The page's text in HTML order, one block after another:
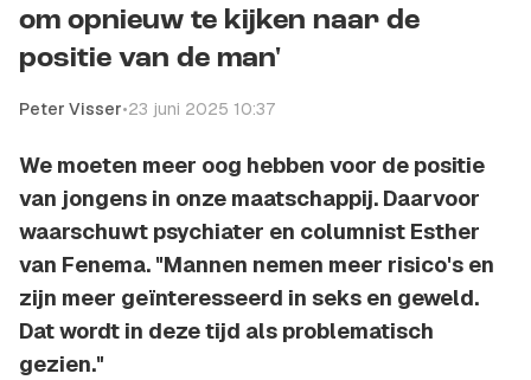
om opnieuw te kijken naar de
positie van de man'
Peter Visser•23 juni 2025 10:37
We moeten meer oog hebben voor de positie
van jongens in onze maatschappij. Daarvoor
waarschuwt psychiater en columnist Esther
van Fenema. "Mannen nemen meer risico's en
zijn meer geïnteresseerd in seks en geweld.
Dat wordt in deze tijd als problematisch
gezien."